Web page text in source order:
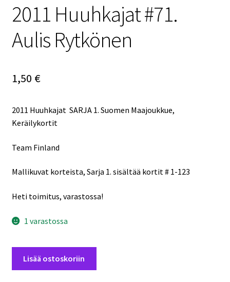
2011 Huuhkajat #71.
Aulis Rytkönen
1,50 €
2011 Huuhkajat SARJA 1. Suomen Maajoukkue,
Keräilykortit
Team Finland
Mallikuvat korteista, Sarja 1. sisältää kortit # 1-123
Heti toimitus, varastossa!
1 varastossa
Lisää ostoskoriin